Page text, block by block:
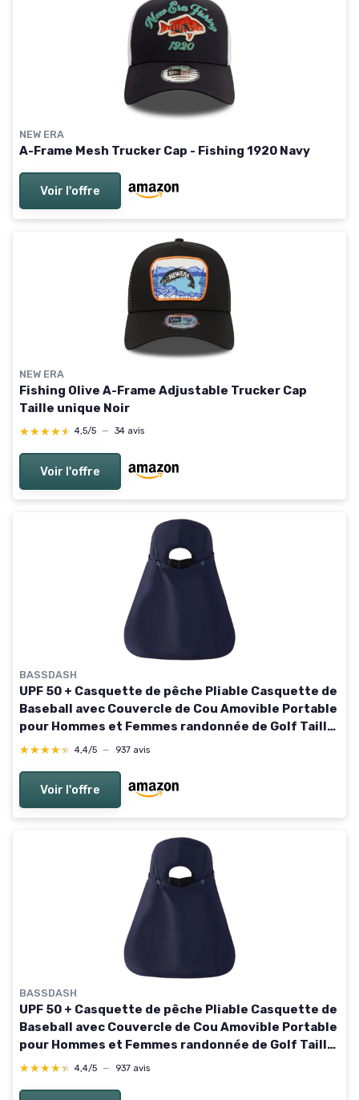
NEW ERA
A-Frame Mesh Trucker Cap - Fishing 1920 Navy
Voir l'offre
NEW ERA
Fishing Olive A-Frame Adjustable Trucker Cap
Taille unique Noir
★★★★★
★★★★★ 4,5/5 — 34 avis
Voir l'offre
BASSDASH
UPF 50 + Casquette de pêche Pliable Casquette de
Baseball avec Couvercle de Cou Amovible Portable
pour Hommes et Femmes randonnée de Golf Taille
unique Dark Blue with Unfoldable Brim
★★★★★
★★★★★ 4,4/5 — 937 avis
Voir l'offre
BASSDASH
UPF 50 + Casquette de pêche Pliable Casquette de
Baseball avec Couvercle de Cou Amovible Portable
pour Hommes et Femmes randonnée de Golf Taille
unique Dark Blue with Foldable Brim
★★★★★
★★★★★ 4,4/5 — 937 avis